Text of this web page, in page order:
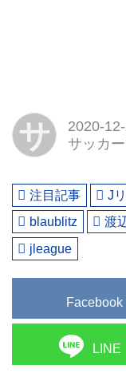
サ
2020-
サッカ
注目記事 J
blaublitz
渡
jleague
Facebook
LINE